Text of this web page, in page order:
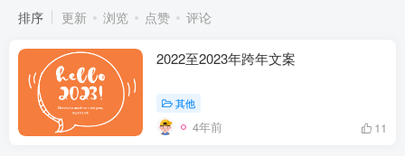
排序
更新 浏览 点赞 评论
2022至2023年跨年文案
其他
4年前 11